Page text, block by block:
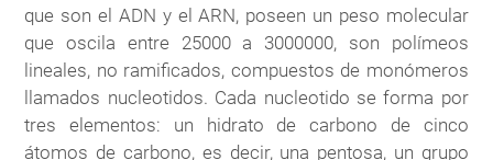
que son el ADN y el ARN, poseen un peso molecular
que oscila entre 25000 a 3000000, son polímeos
lineales, no ramificados, compuestos de monómeros
llamados nucleotidos. Cada nucleotido se forma por
tres elementos: un hidrato de carbono de cinco
átomos de carbono, es decir, una pentosa, un grupo